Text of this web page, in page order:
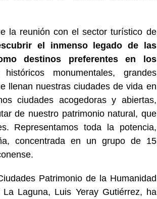
la reunión con el sector turístico de
el inmenso legado de las
destinos preferentes en los
monumentales, grandes
llenan nuestras ciudades de vida en
ciudades acogedoras y abiertas,
de nuestro patrimonio natural, que
Representamos toda la potencia,
concentrada en un grupo de 15
Patrimonio de la Humanidad
Laguna, Luis Yeray Gutiérrez, ha